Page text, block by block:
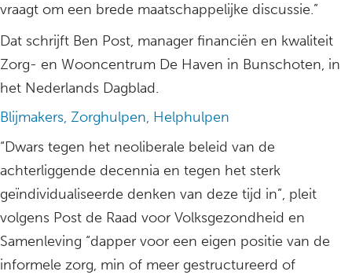
vraagt om een brede maatschappelijke discussie.”
Dat schrijft Ben Post, manager financiën en kwaliteit
Zorg- en Wooncentrum De Haven in Bunschoten, in
het Nederlands Dagblad.
Blijmakers, Zorghulpen, Helphulpen
“Dwars tegen het neoliberale beleid van de
achterliggende decennia en tegen het sterk
geïndividualiseerde denken van deze tijd in”, pleit
volgens Post de Raad voor Volksgezondheid en
Samenleving “dapper voor een eigen positie van de
informele zorg, min of meer gestructureerd of